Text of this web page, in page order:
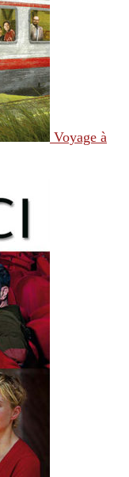
Voyage à